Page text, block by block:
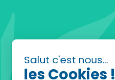
Salut c'est nous...
les Cookies !